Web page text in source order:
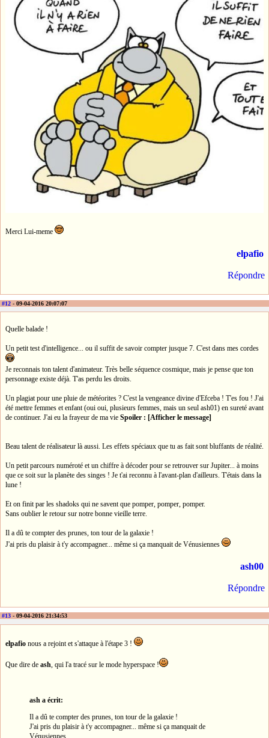
Merci Lui-meme
elpafio
Répondre
#12 - 09-04-2016 20:07:07
Quelle balade !
Un petit test d'intelligence... ou il suffit de savoir compter jusque 7. C'est dans mes cordes
Je reconnais ton talent d'animateur. Très belle séquence cosmique, mais je pense que ton
personnage existe déjà. T'as perdu les droits.
Un plagiat pour une pluie de météorites ? C'est la vengeance divine d'Efceba ! T'es fou ! J'ai
été mettre femmes et enfant (oui oui, plusieurs femmes, mais un seul ash01) en sureté avant
de continuer. J'ai eu la frayeur de ma vie Spoiler : [Afficher le message]
Beau talent de réalisateur là aussi. Les effets spéciaux que tu as fait sont bluffants de réalité.
Un petit parcours numéroté et un chiffre à décoder pour se retrouver sur Jupiter... à moins
que ce soit sur la planète des singes ! Je t'ai reconnu à l'avant-plan d'ailleurs. T'étais dans la
lune !
Et on finit par les shadoks qui ne savent que pomper, pomper, pomper.
Sans oublier le retour sur notre bonne vieille terre.
Il a dû te compter des prunes, ton tour de la galaxie !
J'ai pris du plaisir à t'y accompagner... même si ça manquait de Vénusiennes
ash00
Répondre
#13 - 09-04-2016 21:34:53
elpafio nous a rejoint et s'attaque à l'étape 3 !
Que dire de ash , qui l'a tracé sur le mode hyperspace !
ash a écrit:
Il a dû te compter des prunes, ton tour de la galaxie !
J'ai pris du plaisir à t'y accompagner... même si ça manquait de
Vénusiennes